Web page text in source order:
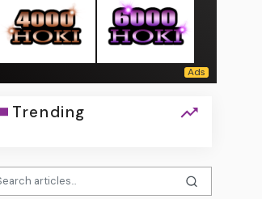
Trending